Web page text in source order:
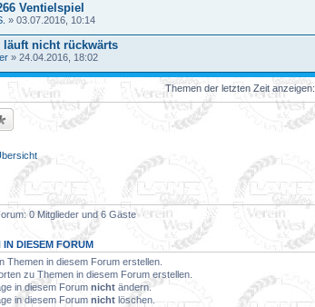
Ventielspiel
» 03.07.2016, 10:14
läuft nicht rückwärts
» 24.04.2016, 18:02
Themen der letzten Zeit anzeigen:
0 Mitglieder und 6 Gäste
DIESEM FORUM
Themen in diesem Forum erstellen.
zu Themen in diesem Forum erstellen.
in diesem Forum nicht ändern.
in diesem Forum nicht löschen.